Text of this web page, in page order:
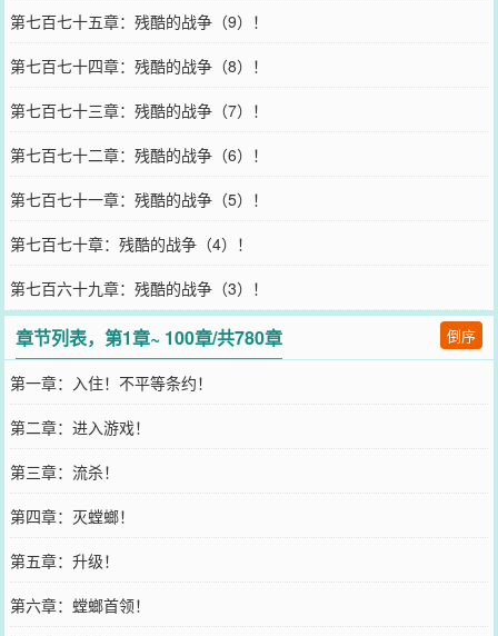
第七百七十五章：残酷的战争（9）！
第七百七十四章：残酷的战争（8）！
第七百七十三章：残酷的战争（7）！
第七百七十二章：残酷的战争（6）！
第七百七十一章：残酷的战争（5）！
第七百七十章：残酷的战争（4）！
第七百六十九章：残酷的战争（3）！
章节列表，第1章~ 100章/共780章 倒序
第一章：入住！不平等条约！
第二章：进入游戏！
第三章：流杀！
第四章：灭螳螂！
第五章：升级！
第六章：螳螂首领！